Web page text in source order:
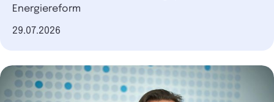
Energiereform
Datum der Veröffentlichung
29.07.2026